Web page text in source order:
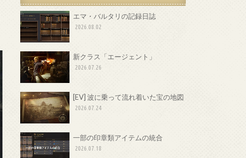
エマ・バルタリの記録日誌
2026.08.02
新クラス「エージェント」
2026.07.26
[EV] 波に乗って流れ着いた宝の地図
2026.07.24
一部の印章類アイテムの統合
2026.07.18